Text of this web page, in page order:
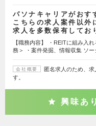
パソナキャリアがおす
こちらの求人案件以外
求人を多数保有してお
【職務内容】 ・REITに組み入
務＞ ・案件発掘、情報収集 ソ
会社概要
匿名求人のため、
す。
興味あり